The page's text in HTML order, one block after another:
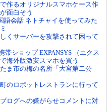
作るオリジナルスマホケース作
面白そう
語会話 ネトチャイを使ってみた
くサーバーを攻撃されて困って
帯ショップ EXPANSYS （エクス
海外版激安スマホを買う
ま市の梅の名所「大宮第二公
のロボットレストランに行って
ログへの嫌がらせコメントに対